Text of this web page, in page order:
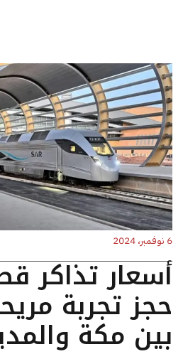
6 نوفمبر، 2024
أسعار تذاكر
حجز تجربة
بين مكة